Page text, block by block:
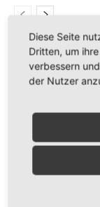
ARCHIV
Juni 2026
Diese Seite
Dritten, um
verbessern
der Nutzer